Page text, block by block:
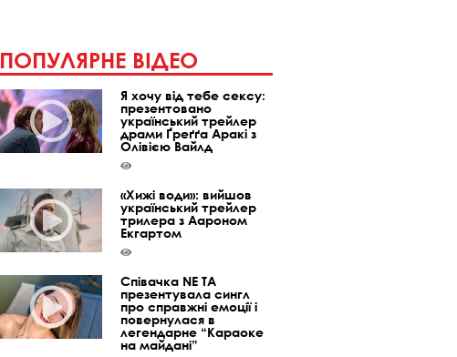
ПОПУЛЯРНЕ ВІДЕО
Я хочу від тебе сексу:
презентовано
український трейлер
драми Ґреґґа Аракі з
Олівією Вайлд
«Хижі води»: вийшов
український трейлер
трилера з Аароном
Екгартом
Співачка NE TA
презентувала сингл
про справжні емоції і
повернулася в
легендарне “Караоке
на майдані”